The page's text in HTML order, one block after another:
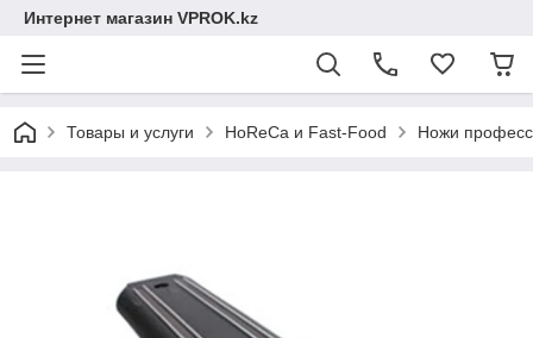
Интернет магазин VPROK.kz
Товары и услуги HoReCa и Fast-Food Ножи